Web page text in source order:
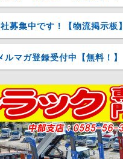
募集中です！【物流掲示板】
ルマガ登録受付中【無料！】